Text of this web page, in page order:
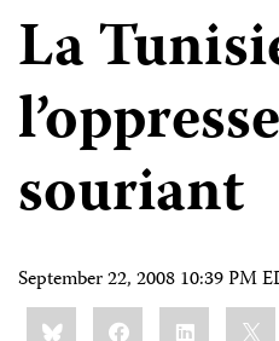
La
souriant
September 22, 2008 10:39 PM
Share
this:BlueskyFacebookLinkedIn